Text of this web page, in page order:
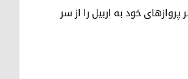
خود به اربیل را از سر